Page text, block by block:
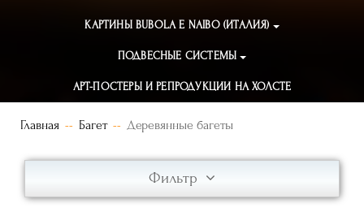
КАРТИНЫ BUBOLA E NAIBO (ИТАЛИЯ)
ПОДВЕСНЫЕ СИСТЕМЫ
АРТ-ПОСТЕРЫ И РЕПРОДУКЦИИ НА ХОЛСТЕ
Главная Багет Деревянные багеты
Фильтр